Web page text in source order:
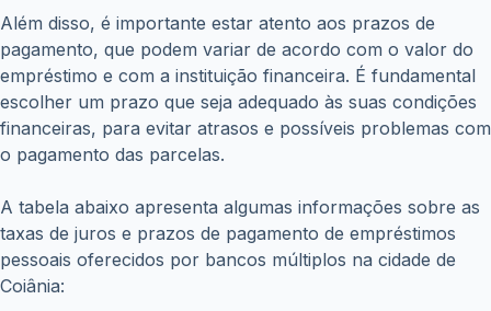
Além disso, é importante estar atento aos prazos de
pagamento, que podem variar de acordo com o valor do
empréstimo e com a instituição financeira. É fundamental
escolher um prazo que seja adequado às suas condições
financeiras, para evitar atrasos e possíveis problemas com
o pagamento das parcelas.
A tabela abaixo apresenta algumas informações sobre as
taxas de juros e prazos de pagamento de empréstimos
pessoais oferecidos por bancos múltiplos na cidade de
Coiânia: